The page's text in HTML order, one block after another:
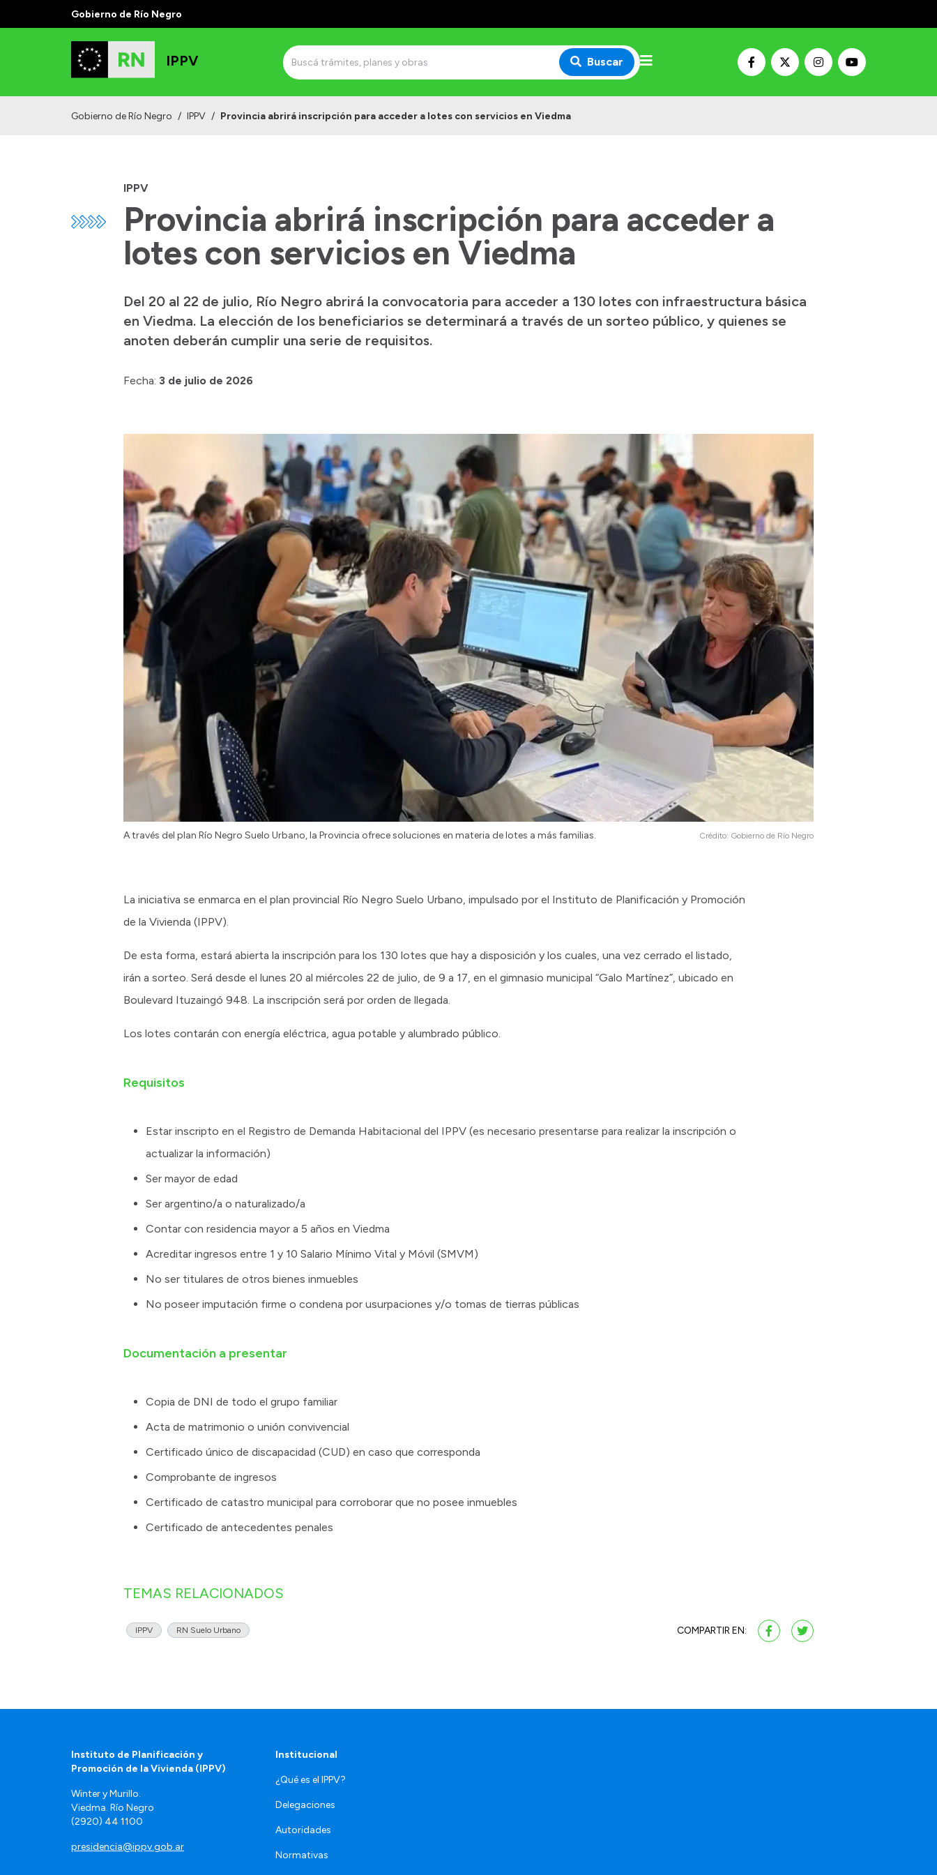
Gobierno de Río Negro
IPPV Buscar
Gobierno de Río Negro / IPPV / Provincia abrirá inscripción para acceder a lotes con servicios en Viedma
IPPV
Provincia abrirá inscripción para acceder a
lotes con servicios en Viedma
Del 20 al 22 de julio, Río Negro abrirá la convocatoria para acceder a 130 lotes con infraestructura básica
en Viedma. La elección de los beneficiarios se determinará a través de un sorteo público, y quienes se
anoten deberán cumplir una serie de requisitos.
Fecha: 3 de julio de 2026
A través del plan Río Negro Suelo Urbano, la Provincia ofrece soluciones en materia de lotes a más familias. Crédito: Gobierno de Río Negro
La iniciativa se enmarca en el plan provincial Río Negro Suelo Urbano, impulsado por el Instituto de Planificación y Promoción
de la Vivienda (IPPV).
De esta forma, estará abierta la inscripción para los 130 lotes que hay a disposición y los cuales, una vez cerrado el listado,
irán a sorteo. Será desde el lunes 20 al miércoles 22 de julio, de 9 a 17, en el gimnasio municipal “Galo Martínez”, ubicado en
Boulevard Ituzaingó 948. La inscripción será por orden de llegada.
Los lotes contarán con energía eléctrica, agua potable y alumbrado público.
Requisitos
Estar inscripto en el Registro de Demanda Habitacional del IPPV (es necesario presentarse para realizar la inscripción o
actualizar la información)
Ser mayor de edad
Ser argentino/a o naturalizado/a
Contar con residencia mayor a 5 años en Viedma
Acreditar ingresos entre 1 y 10 Salario Mínimo Vital y Móvil (SMVM)
No ser titulares de otros bienes inmuebles
No poseer imputación firme o condena por usurpaciones y/o tomas de tierras públicas
Documentación a presentar
Copia de DNI de todo el grupo familiar
Acta de matrimonio o unión convivencial
Certificado único de discapacidad (CUD) en caso que corresponda
Comprobante de ingresos
Certificado de catastro municipal para corroborar que no posee inmuebles
Certificado de antecedentes penales
TEMAS RELACIONADOS
IPPV RN Suelo Urbano COMPARTIR EN:
Instituto de Planificación y
Promoción de la Vivienda (IPPV)
Winter y Murillo.
Viedma. Río Negro
(2920) 44 1100
presidencia@ippv.gob.ar
Institucional
¿Qué es el IPPV?
Delegaciones
Autoridades
Normativas